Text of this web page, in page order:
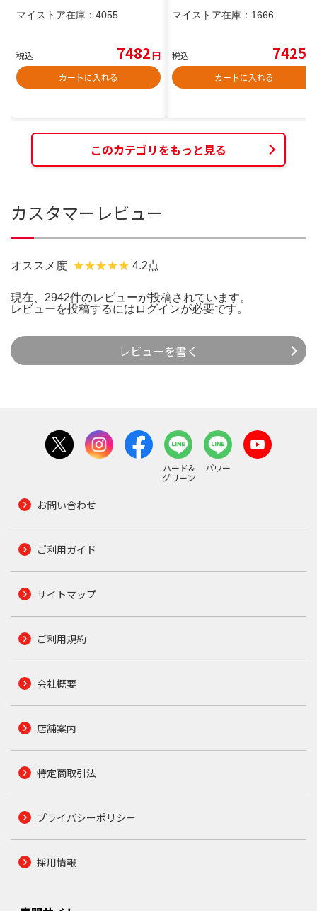
マイストア在庫： 4055
税込 7482円
カートに入れる
マイストア在庫： 1666
税込 7425
カートに入れる
このカテゴリをもっと見る
カスタマーレビュー
オススメ度 4.2点
現在、2942件のレビューが投稿されています。
レビューを投稿するには ログインが必要です。
レビューを書く
ハード&
グリーン
パワー
お問い合わせ
ご利用ガイド
サイトマップ
ご利用規約
会社概要
店舗案内
特定商取引法
プライバシーポリシー
採用情報